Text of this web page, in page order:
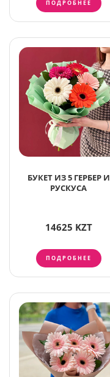
ПОДРОБНЕЕ
БУКЕТ ИЗ 5 ГЕРБЕР И
РУСКУСА
14625 KZT
ПОДРОБНЕЕ